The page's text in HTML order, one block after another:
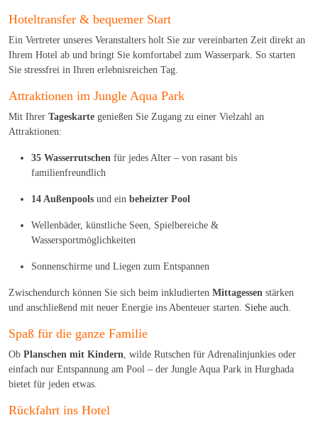
Hoteltransfer & bequemer Start
Ein Vertreter unseres Veranstalters holt Sie zur vereinbarten Zeit direkt an
Ihrem Hotel ab und bringt Sie komfortabel zum Wasserpark. So starten
Sie stressfrei in Ihren erlebnisreichen Tag.
Attraktionen im Jungle Aqua Park
Mit Ihrer Tageskarte genießen Sie Zugang zu einer Vielzahl an
Attraktionen:
35 Wasserrutschen für jedes Alter – von rasant bis
familienfreundlich
14 Außenpools und ein beheizter Pool
Wellenbäder, künstliche Seen, Spielbereiche &
Wassersportmöglichkeiten
Sonnenschirme und Liegen zum Entspannen
Zwischendurch können Sie sich beim inkludierten Mittagessen stärken
und anschließend mit neuer Energie ins Abenteuer starten. Siehe auch.
Spaß für die ganze Familie
Ob Planschen mit Kindern, wilde Rutschen für Adrenalinjunkies oder
einfach nur Entspannung am Pool – der Jungle Aqua Park in Hurghada
bietet für jeden etwas.
Rückfahrt ins Hotel